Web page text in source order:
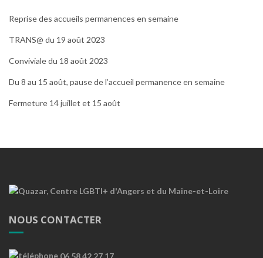
Reprise des accueils permanences en semaine
TRANS@ du 19 août 2023
Conviviale du 18 août 2023
Du 8 au 15 août, pause de l’accueil permanence en semaine
Fermeture 14 juillet et 15 août
NOUS CONTACTER